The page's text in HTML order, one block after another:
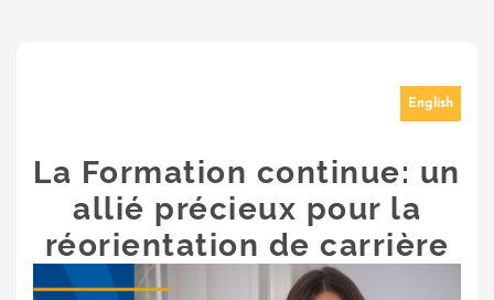
English
La Formation continue: un
allié précieux pour la
réorientation de carrière